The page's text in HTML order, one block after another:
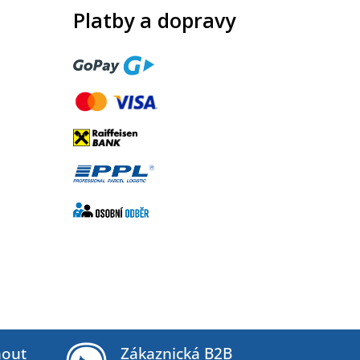
Platby a dopravy
Zákaznická B2B